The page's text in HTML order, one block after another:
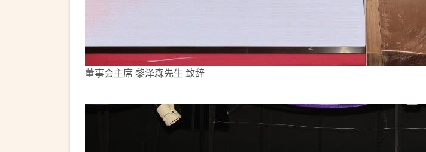
董事会主席 黎泽森先生 致辞